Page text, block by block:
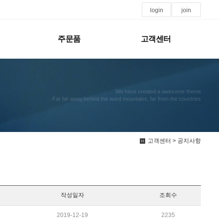
login join
주문품 고객센터
We have created a awesome theme
Far far away,behind the word mountains, far from the countries
고객센터 > 공지사항
작성일자 조회수
2019-12-19 2235